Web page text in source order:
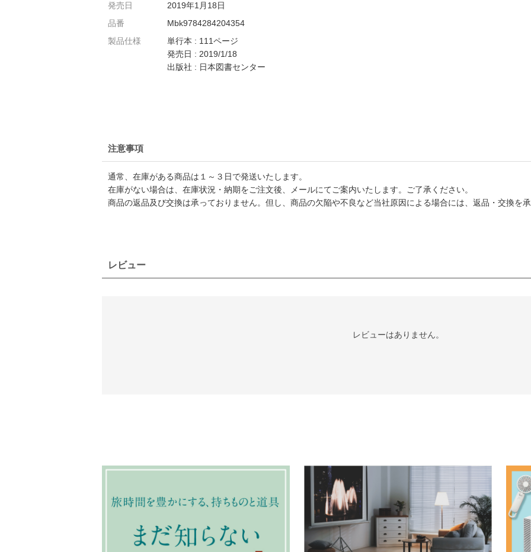
発売日
2019年1月18日
品番
Mbk9784284204354
製品仕様
単行本 : 111ページ
発売日 : 2019/1/18
出版社 : 日本図書センター
注意事項
通常、在庫がある商品は１～３日で発送いたします。
在庫がない場合は、在庫状況・納期をご注文後、メールにてご案内いたします。ご了承ください。
商品の返品及び交換は承っておりません。但し、商品の欠陥や不良など当社原因による場合には、返品・交換を
レビュー
レビューはありません。